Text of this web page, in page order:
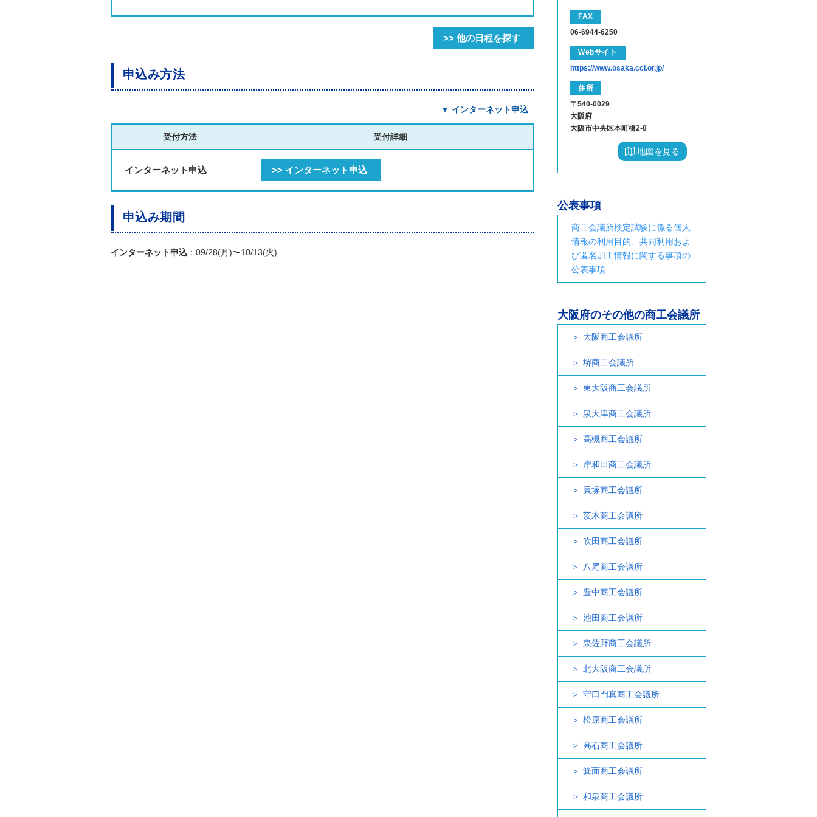
>> 他の日程を探す
申込み方法
▼ インターネット申込
受付方法 受付詳細
インターネット申込 >> インターネット申込
申込み期間
インターネット申込 ：09/28(月)〜10/13(火)
FAX
06-6944-6250
Webサイト
https://www.osaka.cci.or.jp/
住所
〒540-0029
大阪府
大阪市中央区本町橋2-8
地図を見る
公表事項
商工会議所検定試験に係る個人
情報の利用目的、共同利用およ
び匿名加工情報に関する事項の
公表事項
大阪府のその他の商工会議所
大阪商工会議所
堺商工会議所
東大阪商工会議所
泉大津商工会議所
高槻商工会議所
岸和田商工会議所
貝塚商工会議所
茨木商工会議所
吹田商工会議所
八尾商工会議所
豊中商工会議所
池田商工会議所
泉佐野商工会議所
北大阪商工会議所
守口門真商工会議所
松原商工会議所
高石商工会議所
箕面商工会議所
和泉商工会議所